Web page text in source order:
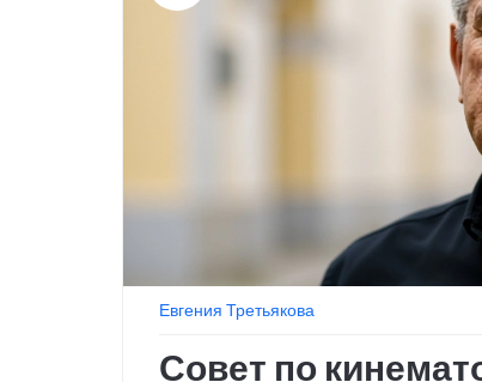
Евгения Третьякова
Совет по